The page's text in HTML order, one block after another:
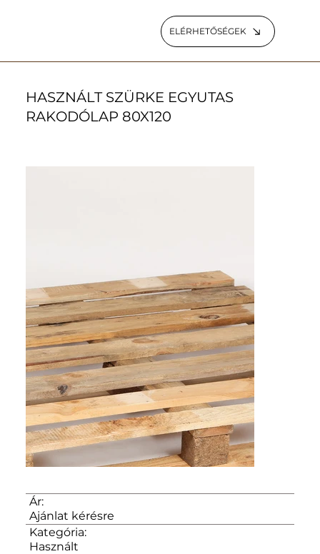
ELÉRHETŐSÉGEK
HASZNÁLT SZÜRKE EGYUTAS
RAKODÓLAP 80X120
Ár:
Ajánlat kérésre
Kategória:
Használt